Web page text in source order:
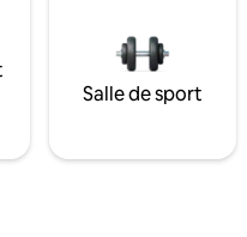
Salle de sport